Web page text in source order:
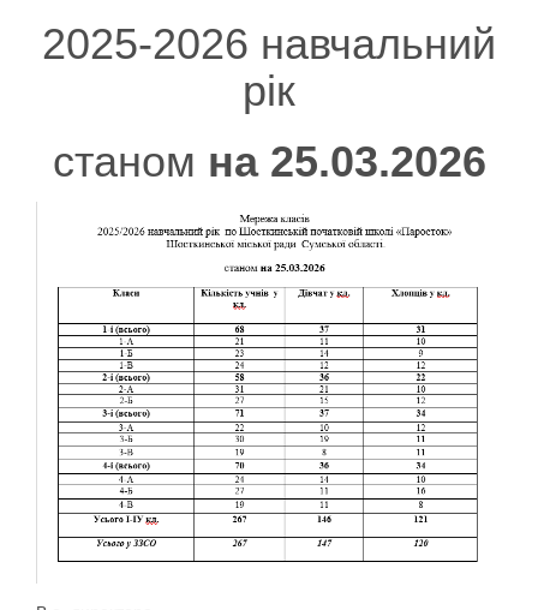
2025-2026 навчальний
рік
станом на 25.03.2026